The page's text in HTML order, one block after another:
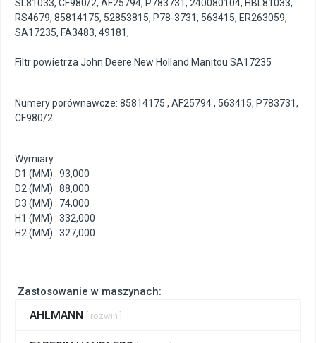
Zastosowanie w maszynach:
AHLMANN [ rozwiń ]
SL81033, CF980/2, AF25794, P783731, 240080104, HBL81033,
RS4679, 85814175, 52853815, P78-3731, 563415, ER263059,
SA17235, FA3483, 49181,
Filtr powietrza John Deere New Holland Manitou SA17235
Numery porównawcze: 85814175 , AF25794 , 563415, P783731,
CF980/2
Wymiary:
D1 (MM) : 93,000
D2 (MM) : 88,000
D3 (MM) : 74,000
H1 (MM) : 332,000
H2 (MM) : 327,000